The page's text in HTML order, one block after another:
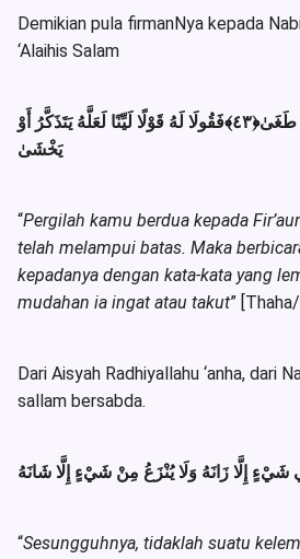
Demikian pula firmanNya kepada
‘Alaihis Salam
طَغَىٰ﴿٤٣﴾
فَقُولَا لَهُ قَوْلًا لَيِّنًا لَعَلَّهُ يَتَذَكَّرُ أَوْ
يَخْشَىٰ
“Pergilah kamu berdua kepada
telah melampui batas. Maka
kepadanya dengan kata-kata yang
mudahan ia ingat atau takut”
Dari Aisyah Radhiyallahu ‘anha, dari
sallam bersabda.
إِلَّا زَانَهُ وَلَا يُنْزَعُ مِنْ شَيْءٍ إِلَّا شَانَهُ
“Sesungguhnya, tidaklah suatu